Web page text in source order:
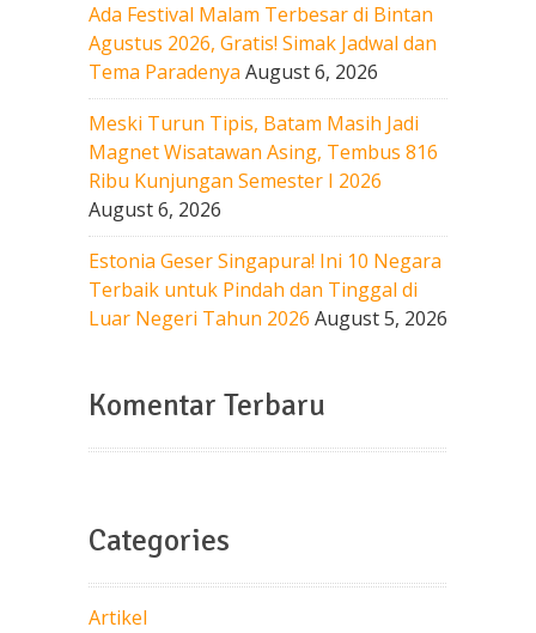
Ada Festival Malam Terbesar di Bintan
Agustus 2026, Gratis! Simak Jadwal dan
Tema Paradenya August 6, 2026
Meski Turun Tipis, Batam Masih Jadi
Magnet Wisatawan Asing, Tembus 816
Ribu Kunjungan Semester I 2026
August 6, 2026
Estonia Geser Singapura! Ini 10 Negara
Terbaik untuk Pindah dan Tinggal di
Luar Negeri Tahun 2026 August 5, 2026
Komentar Terbaru
Categories
Artikel